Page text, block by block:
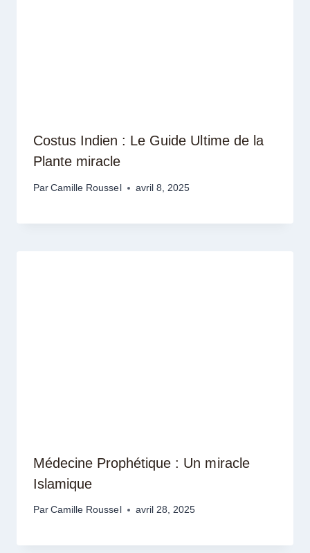
Costus Indien : Le Guide Ultime de la
Plante miracle
Par Camille Roussel avril 8, 2025
Médecine Prophétique : Un miracle
Islamique
Par Camille Roussel avril 28, 2025